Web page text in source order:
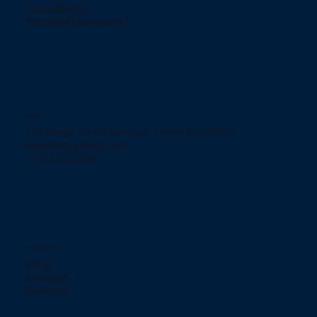
ChargeBacks
How does Klarna work?
Contact
754 Murgia Street San Juan, Puerto Rico 00909.
jjelectronicpr@aol.com
+(787) 233-2166
Social networks
TikTok
Instagram
Facebook